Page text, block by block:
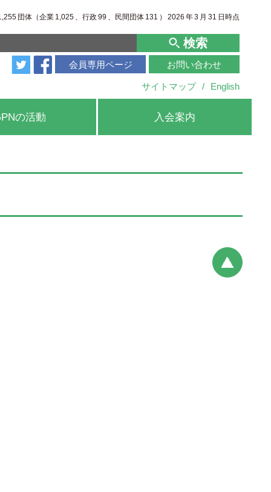
団体（企業 1,025 、行政99 、 民間団体 131 ） 2026 年3 月 31 日時点
検索
会員専用ページ お問い合わせ
サイトマップ / English
の活動 入会案内